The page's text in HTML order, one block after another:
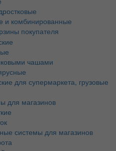
и комбинированные
покупателя
чашами
для супермаркета, грузовые
для магазинов
системы для магазинов